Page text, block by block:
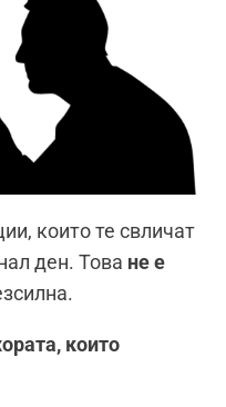
които те свличат
ден. Това не е
които